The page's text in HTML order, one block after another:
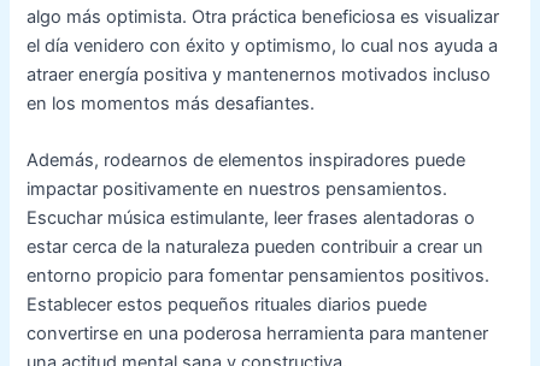
algo más optimista. Otra práctica beneficiosa es visualizar
el día venidero con éxito y optimismo, lo cual nos ayuda a
atraer energía positiva y mantenernos motivados incluso
en los momentos más desafiantes.
Además, rodearnos de elementos inspiradores puede
impactar positivamente en nuestros pensamientos.
Escuchar música estimulante, leer frases alentadoras o
estar cerca de la naturaleza pueden contribuir a crear un
entorno propicio para fomentar pensamientos positivos.
Establecer estos pequeños rituales diarios puede
convertirse en una poderosa herramienta para mantener